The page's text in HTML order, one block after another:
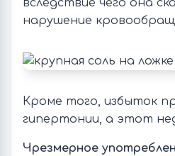
вследствие чего она
нарушение
Кроме того, избыток
гипертонии, а этот
Чрезмерное